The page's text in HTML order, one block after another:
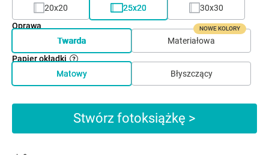
20x20
25x20
30x30
Oprawa
Twarda
Materiałowa
NOWE KOLORY
Papier okładki
Matowy
Błyszczący
Stwórz fotoksiążkę >